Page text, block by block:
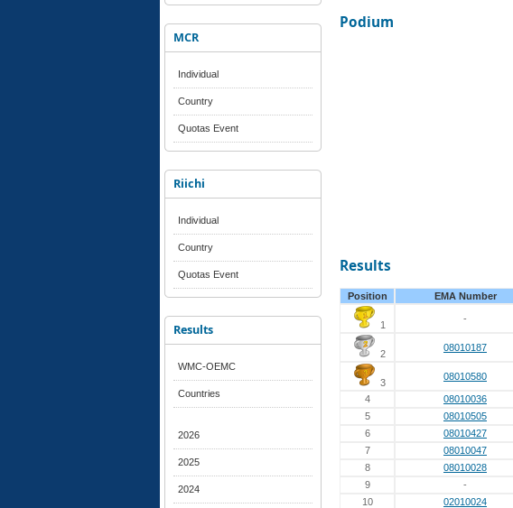
MCR
Individual
Country
Quotas Event
Riichi
Individual
Country
Quotas Event
Results
WMC-OEMC
Countries
2026
2025
2024
Podium
Results
Position EMA Number
1
-
2
08010187
3
08010580
4 08010036
5
08010505
6
08010427
7
08010047
8
08010028
9
-
10
02010024